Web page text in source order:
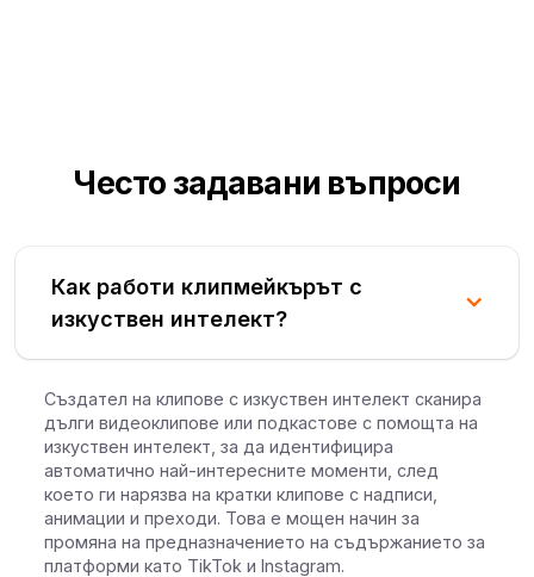
Често задавани въпроси
Как работи клипмейкърът с
изкуствен интелект?
Създател на клипове с изкуствен интелект сканира
дълги видеоклипове или подкастове с помощта на
изкуствен интелект, за да идентифицира
автоматично най-интересните моменти, след
което ги нарязва на кратки клипове с надписи,
анимации и преходи. Това е мощен начин за
промяна на предназначението на съдържанието за
платформи като TikTok и Instagram.